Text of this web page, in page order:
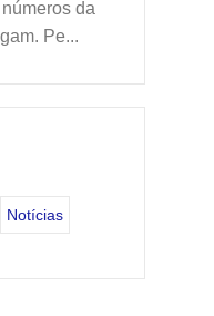
da
Pe...
Notícias